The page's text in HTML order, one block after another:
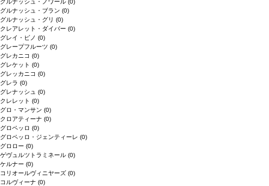
グルナッシュ・ノワール (0)
グルナッシュ・ブラン (0)
グルナッシュ・グリ (0)
クレアレット・ダイバー (0)
グレイ・ピノ (0)
グレープフルーツ (0)
グレカニコ (0)
グレケット (0)
グレッカニコ (0)
グレラ (0)
グレナッシュ (0)
クレレット (0)
グロ・マンサン (0)
クロアティーナ (0)
グロペッロ (0)
グロペッロ・ジェンティーレ (0)
グロロー (0)
ゲヴュルツトラミネール (0)
ケルナー (0)
コリオールヴィニヤーズ (0)
コルヴィーナ (0)